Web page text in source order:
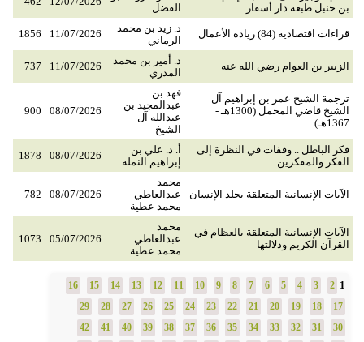
بن حنبل طبعة دار أسفار
الفضل
قراءات اقتصادية (84) ريادة الأعمال
د. زيد بن محمد
الرماني
11/07/2026
1856
الزبير بن العوام رضي الله عنه
د. أمير بن محمد
المدري
11/07/2026
737
ترجمة الشيخ عمر بن إبراهيم آل
الشيخ قاضي المحمل (1300هـ -
1367هـ)
فهد بن
عبدالمجيد بن
عبدالله آل
الشيخ
08/07/2026
900
فكر الباطل .. وقفات في النظرة إلى
الفكر والمفكرين
أ. د. علي بن
إبراهيم النملة
08/07/2026
1878
الآيات الإنسانية المتعلقة بجلد الإنسان
محمد
عبدالعاطي
محمد عطية
08/07/2026
782
الآيات الإنسانية المتعلقة بالعظام في
القرآن الكريم ودلالتها
محمد
عبدالعاطي
محمد عطية
05/07/2026
1073
1
2
3
4
5
6
7
8
9
10
11
12
13
14
15
16
17
18
19
20
21
22
23
24
25
26
27
28
29
30
31
32
33
34
35
36
37
38
39
40
41
42